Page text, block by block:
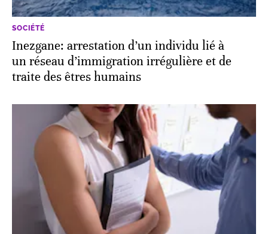
SOCIÉTÉ
Inezgane: arrestation d’un individu lié à
un réseau d’immigration irrégulière et de
traite des êtres humains